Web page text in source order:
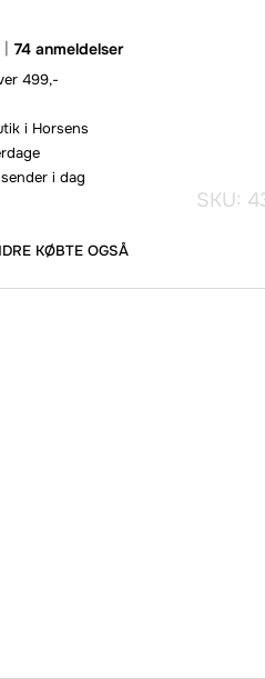
74 anmeldelser
499,-
i Horsens
i dag
SKU:
KØBTE OGSÅ